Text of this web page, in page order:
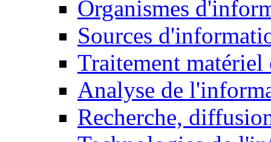
Organismes
Sources
Traitement matériel
Analyse de
Recherche,